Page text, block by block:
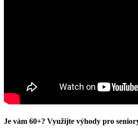
Je vám 60+? Využijte výhody pro